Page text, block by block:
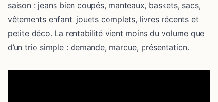
saison : jeans bien coupés, manteaux, baskets, sacs,
vêtements enfant, jouets complets, livres récents et
petite déco. La rentabilité vient moins du volume que
d’un trio simple : demande, marque, présentation.